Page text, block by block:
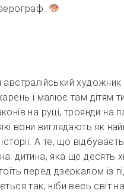
художник
і малює там дітям
на руці, троянди на
вони виглядають як
А те, що
дитина, яка ще десять
перед дзеркалом із
так, ніби весь світ